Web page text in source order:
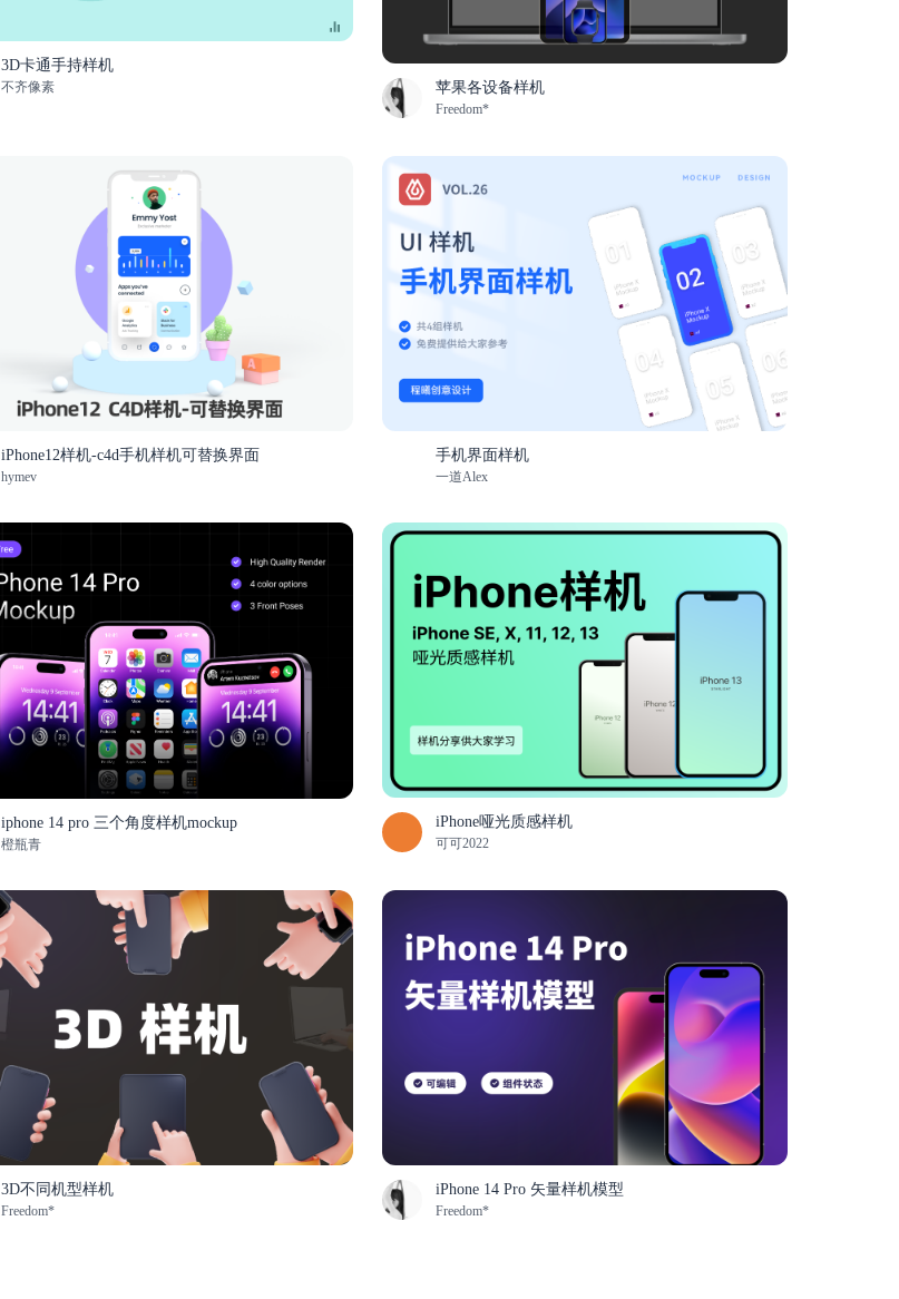
3D卡通手持样机
不齐像素 苹果各设备样机
Freedom*
iPhone12样机-c4d手机样机可替换界面
hymev
手机界面样机
一道Alex
iphone 14 pro 三个角度样机mockup
橙瓶青
iPhone哑光质感样机
可可2022
3D不同机型样机
Freedom*
iPhone 14 Pro 矢量样机模型
Freedom*